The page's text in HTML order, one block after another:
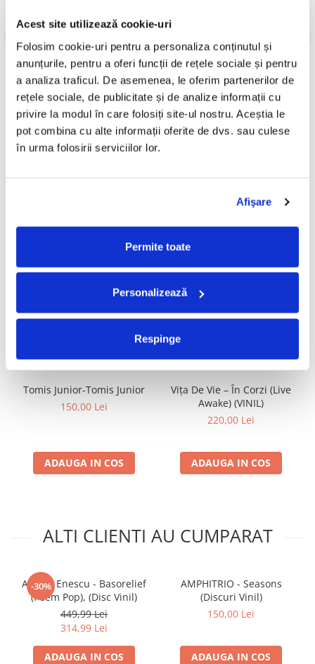
Acest site utilizează cookie-uri
Folosim cookie-uri pentru a personaliza conținutul și
anunțurile, pentru a oferi funcții de rețele sociale și pentru
a analiza traficul. De asemenea, le oferim partenerilor de
rețele sociale, de publicitate și de analize informații cu
privire la modul în care folosiți site-ul nostru. Aceștia le
pot combina cu alte informații oferite de dvs. sau culese
în urma folosirii serviciilor lor.
Afişare
Permite toate
Personalizează
Respinge
Informatii conformitate produs
Review-uri
PRODUSE ALTERNATIVE
150,00 Lei
FRECVENT CUMPARATE
IMPREUNA
Tomis Junior-Tomis Junior
150,00 Lei
ADAUGA IN COS
Vița De Vie – În Corzi (Live
Awake) (VINIL)
220,00 Lei
ADAUGA IN COS
ALTI CLIENTI AU CUMPARAT
-30%
Adrian Enescu - Basorelief
(Poem Pop), (Disc Vinil)
449,99 Lei
314,99 Lei
ADAUGA IN COS
AMPHITRIO - Seasons
(Discuri Vinil)
150,00 Lei
ADAUGA IN COS